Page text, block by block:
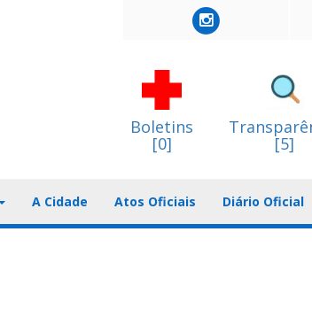
Boletins
[0] [5]
A Cidade Atos Oficiais Diário Oficial